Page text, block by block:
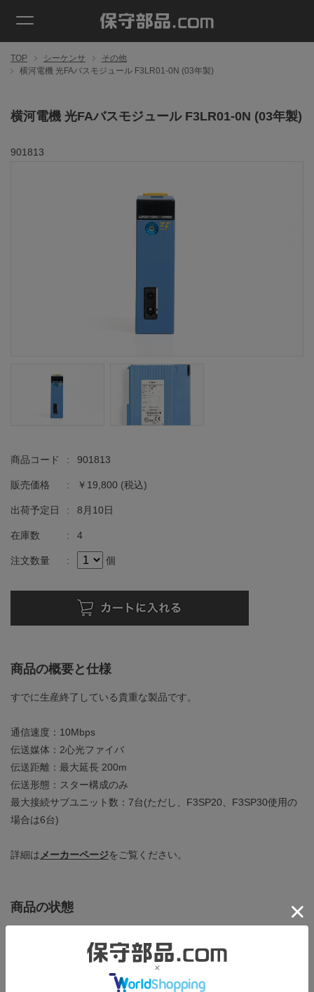
TOP シーケンサ
その他
横河電機 光FAバスモジュール F3LR01-0N (03年製)
横河電機 光FAバスモジュール F3LR01-0N (03年製)
901813
商品コード : 901813
販売価格 : ￥19,800 (税込)
出荷予定日 : 8月10日
在庫数 : 4
注文数量 : 個
商品の概要と仕様
すでに生産終了している貴重な製品です。
通信速度：10Mbps
伝送媒体：2心光ファイバ
伝送距離：最大延長 200m
伝送形態：スター構成のみ
最大接続サブユニット数：7台(ただし、F3SP20、F3SP30使用の
場合は6台)
詳細はメーカーページをご覧ください。
商品の状態
・光ファイバケーブルを介して、メインユニットとサブユニット
を接続し、増設側のユニットとの通信および運転が正常に行える